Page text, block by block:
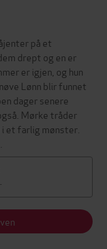
på et
drept og en er
er igjen, og hun
Lønn blir funnet
dager senere
Mørke tråder
et farlig mønster.